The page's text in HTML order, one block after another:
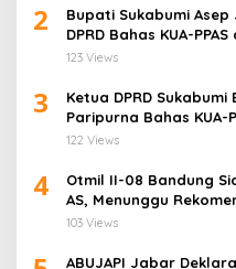
2
Bupati Sukabumi
DPRD Bahas KUA-
123 Views
3
Ketua DPRD
Paripurna Bahas
122 Views
4
Otmil II-08 Bandung
AS, Menunggu
Jati Cirebon
103 Views
ABUJAPI Jabar